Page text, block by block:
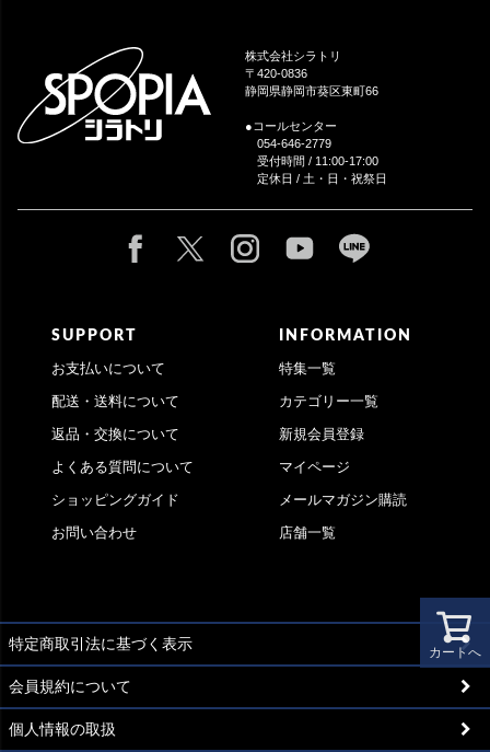
カートへ
株式会社シラトリ
〒420-0836
静岡県静岡市葵区東町66
●コールセンター
054-646-2779
受付時間 / 11:00-17:00
定休日 / 土・日・祝祭日
SUPPORT
お支払いについて
配送・送料について
返品・交換について
よくある質問について
ショッピングガイド
お問い合わせ
INFORMATION
特集一覧
カテゴリー一覧
新規会員登録
マイページ
メールマガジン購読
店舗一覧
特定商取引法に基づく表示
会員規約について
個人情報の取扱